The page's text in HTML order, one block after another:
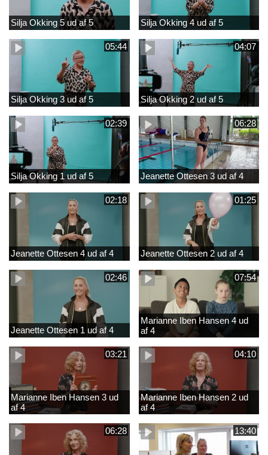
Silja Okking 5 ud af 5 Silja Okking 4 ud af 5
05:44
Silja Okking 3 ud af 5
04:07
Silja Okking 2 ud af 5
02:39
Silja Okking 1 ud af 5
06:28
Jeanette Ottesen 3 ud af 4
02:18
Jeanette Ottesen 4 ud af 4
01:25
Jeanette Ottesen 2 ud af 4
02:46
Jeanette Ottesen 1 ud af 4
07:54
Marianne Iben Hansen 4 ud
af 4
03:21
Marianne Iben Hansen 3 ud
af 4
04:10
Marianne Iben Hansen 2 ud
af 4
06:28 13:40